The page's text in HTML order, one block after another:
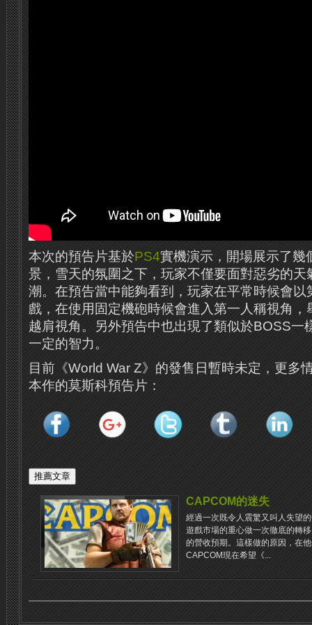
本次的預告片基於PS4實機演示，開場展示了幾
景，雪天的氛圍之下，玩家不僅要面對惡劣的天
潮。在預告當中能夠看到，玩家在平常時候會以
戲，在使用固定機砲時候會進入第一人稱視角
越肩視角。另外預告中也出現了類似於BOSS一
一定的智力。
目前《World War Z》的發售日暫時未定，更多
本作的莫斯科預告片：
CAPCOM的迷失
經過一次既令人震驚又叫人失望
遊戲市場的重心做一次徹底的轉
的營收預期。這樣做的原因，在
CAPCOM現在希望《...